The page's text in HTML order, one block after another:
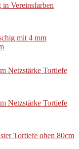
Vereinsfarben
mit 4 mm
Netzstärke Tortiefe
Netzstärke Tortiefe
Tortiefe oben 80cm